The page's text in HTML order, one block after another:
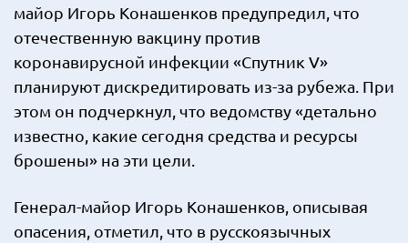
майор Игорь Конашенков предупредил, что
отечественную вакцину против
коронавирусной инфекции «Спутник V»
планируют дискредитировать из-за рубежа. При
этом он подчеркнул, что ведомству «детально
известно, какие сегодня средства и ресурсы
брошены» на эти цели.
Генерал-майор Игорь Конашенков, описывая
опасения, отметил, что в русскоязычных